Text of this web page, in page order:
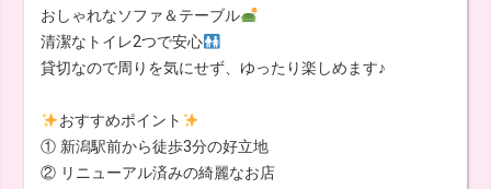
おしゃれなソファ＆テーブル
清潔なトイレ2つで安心
貸切なので周りを気にせず、ゆったり楽しめます♪
おすすめポイント
① 新潟駅前から徒歩3分の好立地
② リニューアル済みの綺麗なお店